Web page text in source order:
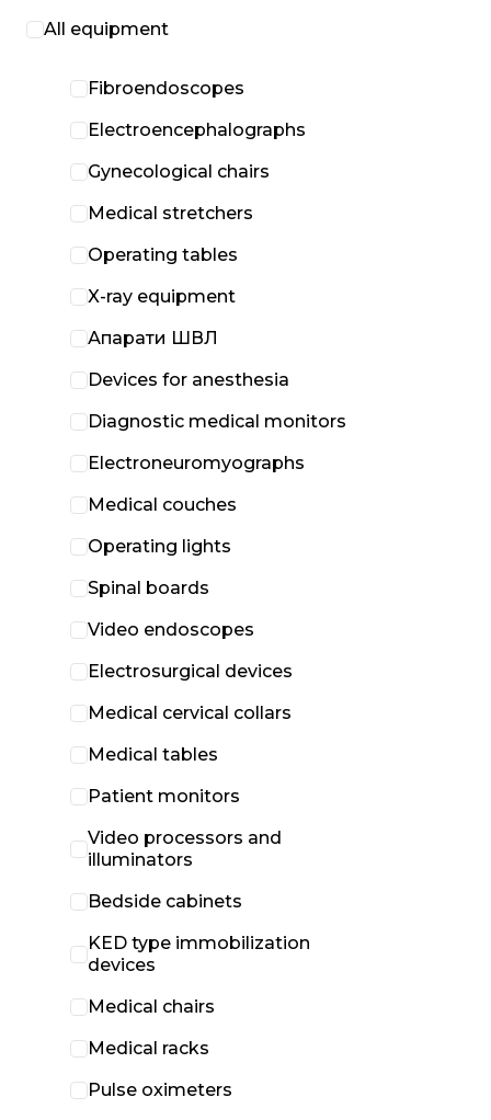
All equipment
Fibroendoscopes
Electroencephalographs
Gynecological chairs
Medical stretchers
Operating tables
X-ray equipment
Апарати ШВЛ
Devices for anesthesia
Diagnostic medical monitors
Electroneuromyographs
Medical couches
Operating lights
Spinal boards
Video endoscopes
Electrosurgical devices
Medical cervical collars
Medical tables
Patient monitors
Video processors and
illuminators
Bedside cabinets
KED type immobilization
devices
Medical chairs
Medical racks
Pulse oximeters